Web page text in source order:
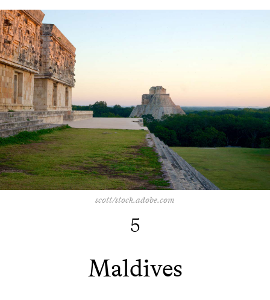
scott/stock.adobe.com
5
Maldives